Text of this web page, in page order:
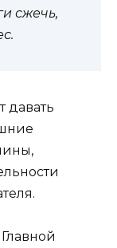
сжечь,
давать
Главной